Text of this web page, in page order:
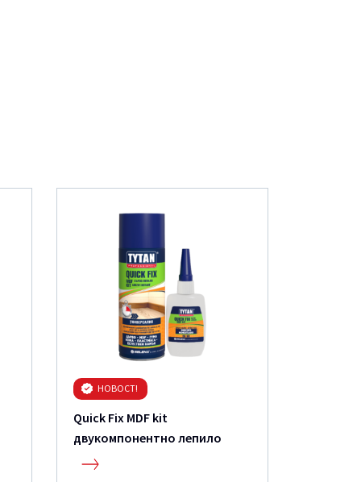
НОВОСТ!
Quick Fix MDF kit
двукомпонентно лепило